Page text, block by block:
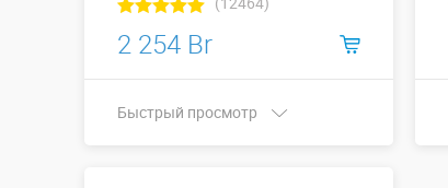
2 254 Br
Быстрый просмотр